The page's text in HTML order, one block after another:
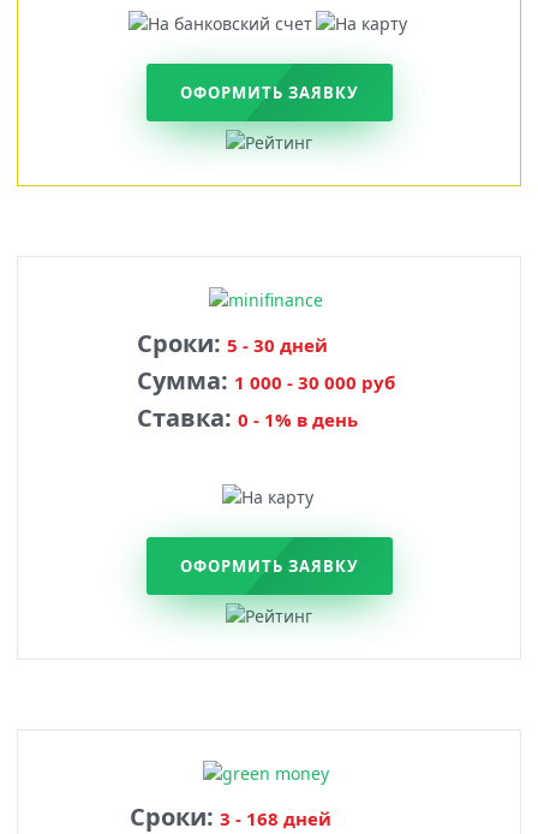
ОФОРМИТЬ ЗАЯВКУ
Сроки: 5 - 30 дней
Сумма: 1 000 - 30 000 руб
Ставка: 0 - 1% в день
ОФОРМИТЬ ЗАЯВКУ
Сроки: 3 - 168 дней